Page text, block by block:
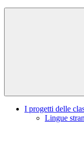
I progetti delle
Lingue